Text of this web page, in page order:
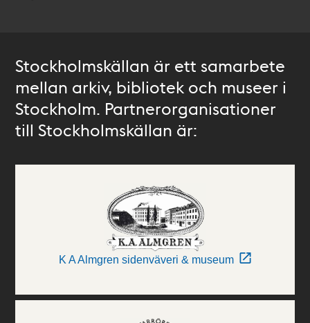
Stockholmskällan är ett samarbete
mellan arkiv, bibliotek och museer i
Stockholm. Partnerorganisationer
till Stockholmskällan är:
K A Almgren sidenväveri & museum